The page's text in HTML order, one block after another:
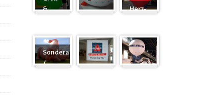
&
Herz-
Sonderanfertigung
/